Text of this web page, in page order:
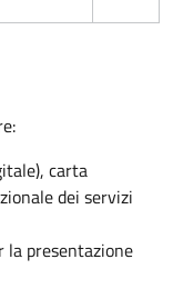
carta
dei servizi
presentazione